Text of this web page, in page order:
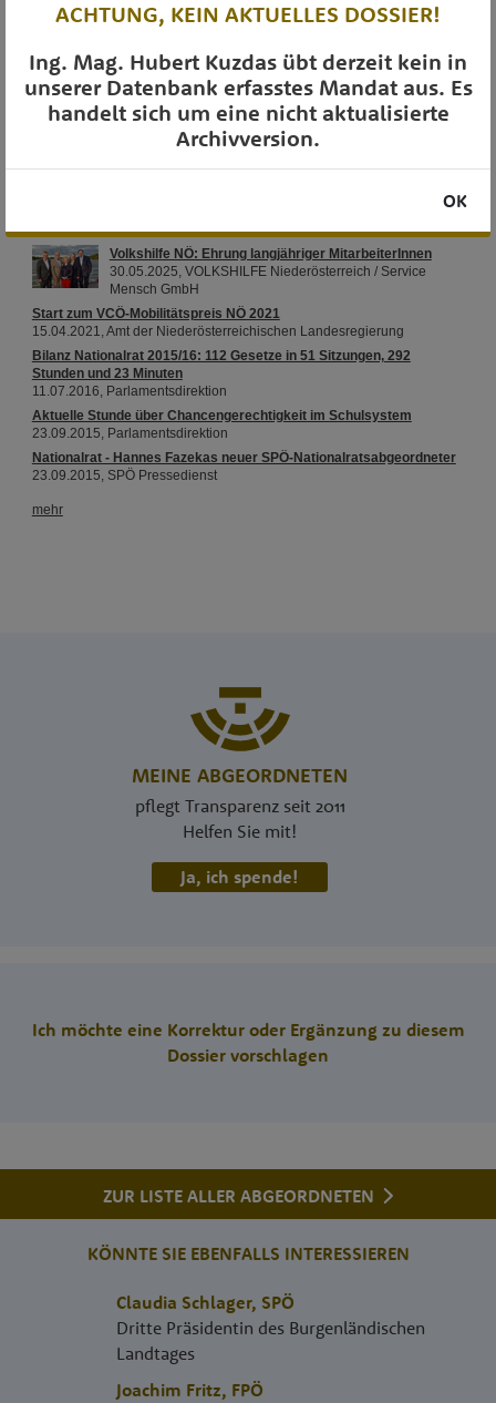
DIVERSES
MEINE ABGEORDNETEN
pflegt Transparenz seit 2011
Helfen Sie mit!
Ja, ich spende!
Ich möchte eine Korrektur oder Ergänzung zu diesem
Dossier vorschlagen
OTS-AUSSENDUNGEN
ZUR LISTE ALLER ABGEORDNETEN
KÖNNTE SIE EBENFALLS INTERESSIEREN
Claudia Schlager, SPÖ
Dritte Präsidentin des Burgenländischen
Landtages
Joachim Fritz, FPÖ
ACHTUNG, KEIN AKTUELLES DOSSIER!
Ing. Mag. Hubert Kuzdas übt derzeit kein in
unserer Datenbank erfasstes Mandat aus. Es
handelt sich um eine nicht aktualisierte
Archivversion.
OK